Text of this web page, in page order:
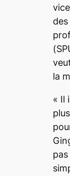
la
« Il
pas